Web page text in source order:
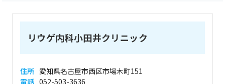
リウゲ内科小田井クリニック
住所 愛知県名古屋市西区市場木町151
電話 052-503-3636